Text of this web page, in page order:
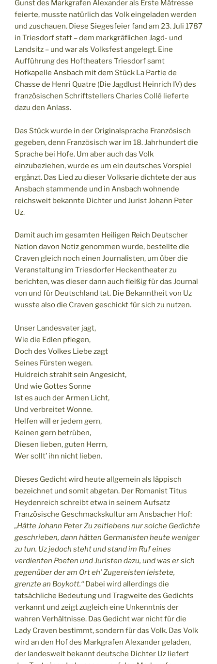
Gunst des Markgrafen Alexander als Erste Mätresse
feierte, musste natürlich das Volk eingeladen werden
und zuschauen. Diese Siegesfeier fand am 23. Juli 1787
in Triesdorf statt – dem markgräflichen Jagd- und
Landsitz – und war als Volksfest angelegt. Eine
Aufführung des Hoftheaters Triesdorf samt
Hofkapelle Ansbach mit dem Stück La Partie de
Chasse de Henri Quatre (Die Jagdlust Heinrich IV) des
französischen Schriftstellers Charles Collé lieferte
dazu den Anlass.
Das Stück wurde in der Originalsprache Französisch
gegeben, denn Französisch war im 18. Jahrhundert die
Sprache bei Hofe. Um aber auch das Volk
einzubeziehen, wurde es um ein deutsches Vorspiel
ergänzt. Das Lied zu dieser Volksarie dichtete der aus
Ansbach stammende und in Ansbach wohnende
reichsweit bekannte Dichter und Jurist Johann Peter
Uz.
Damit auch im gesamten Heiligen Reich Deutscher
Nation davon Notiz genommen wurde, bestellte die
Craven gleich noch einen Journalisten, um über die
Veranstaltung im Triesdorfer Heckentheater zu
berichten, was dieser dann auch fleißig für das Journal
von und für Deutschland tat. Die Bekanntheit von Uz
wusste also die Craven geschickt für sich zu nutzen.
Unser Landesvater jagt,
Wie die Edlen pflegen,
Doch des Volkes Liebe zagt
Seines Fürsten wegen.
Huldreich strahlt sein Angesicht,
Und wie Gottes Sonne
Ist es auch der Armen Licht,
Und verbreitet Wonne.
Helfen will er jedem gern,
Keinen gern betrüben,
Diesen lieben, guten Herrn,
Wer sollt’ ihn nicht lieben.
Dieses Gedicht wird heute allgemein als läppisch
bezeichnet und somit abgetan. Der Romanist Titus
Heydenreich schreibt etwa in seinem Aufsatz
Französische Geschmackskultur am Ansbacher Hof:
„Hätte Johann Peter Zu zeitlebens nur solche Gedichte
geschrieben, dann hätten Germanisten heute weniger
zu tun. Uz jedoch steht und stand im Ruf eines
verdienten Poeten und Juristen dazu, und was er sich
gegenüber der am Ort eh’ Zugereisten leistete,
grenzte an Boykott.“ Dabei wird allerdings die
tatsächliche Bedeutung und Tragweite des Gedichts
verkannt und zeigt zugleich eine Unkenntnis der
wahren Verhältnisse. Das Gedicht war nicht für die
Lady Craven bestimmt, sondern für das Volk. Das Volk
wird an den Hof des Markgrafen Alexander geladen,
der landesweit bekannt deutsche Dichter Uz liefert